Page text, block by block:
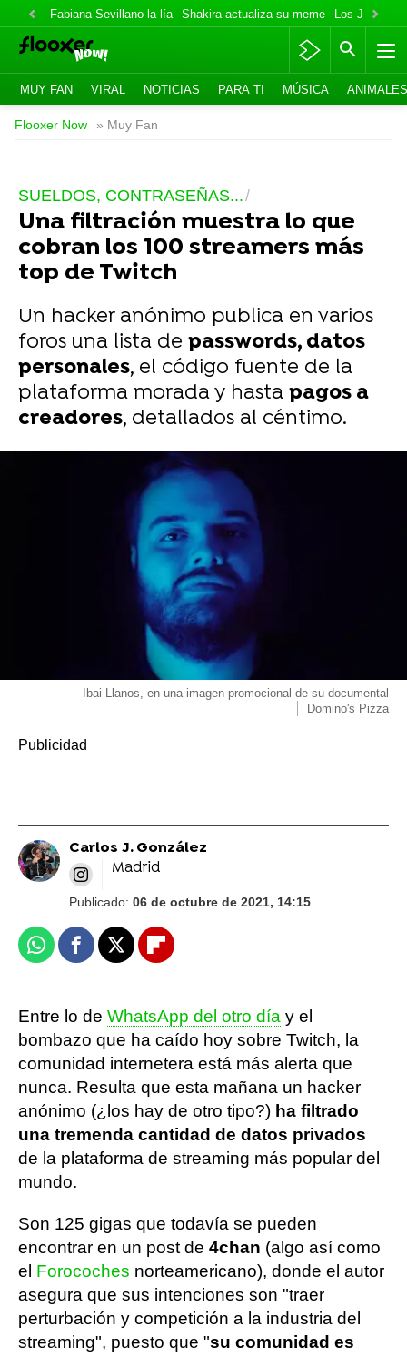
Fabiana Sevillano la lía Shakira actualiza su meme Los Jonas
MUY FAN VIRAL NOTICIAS PARA TI MÚSICA ANIMALES
Flooxer Now » Muy Fan
SUELDOS, CONTRASEÑAS...
Una filtración muestra lo que
cobran los 100 streamers más
top de Twitch
Un hacker anónimo publica en varios
foros una lista de passwords, datos
personales, el código fuente de la
plataforma morada y hasta pagos a
creadores, detallados al céntimo.
Ibai Llanos, en una imagen promocional de su documental
Domino's Pizza
Carlos J. González
Madrid
Publicado: 06 de octubre de 2021, 14:15
WhatsappFacebook
X Flipboard
Entre lo de WhatsApp del otro día y el
bombazo que ha caído hoy sobre Twitch, la
comunidad internetera está más alerta que
nunca. Resulta que esta mañana un hacker
anónimo (¿los hay de otro tipo?) ha filtrado
una tremenda cantidad de datos privados
de la plataforma de streaming más popular del
mundo.
Son 125 gigas que todavía se pueden
encontrar en un post de 4chan (algo así como
el Forocoches norteamericano), donde el autor
asegura que sus intenciones son "traer
perturbación y competición a la industria del
streaming", puesto que "su comunidad es